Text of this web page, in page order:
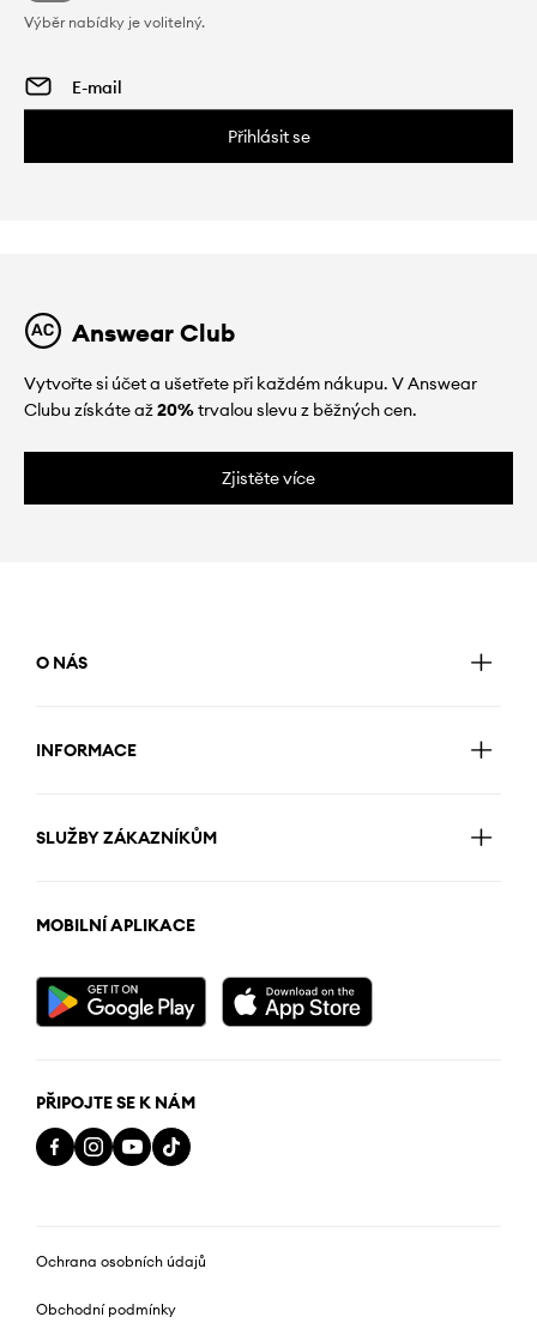
Výběr nabídky je volitelný.
Přihlásit se
Answear Club
Vytvořte si účet a ušetřete při každém nákupu. V Answear
Clubu získáte až20%trvalou slevu z běžných cen.
Zjistěte více
O NÁS
INFORMACE
SLUŽBY ZÁKAZNÍKŮM
MOBILNÍ APLIKACE
PŘIPOJTE SE K NÁM
Ochrana osobních údajů
Obchodní podmínky